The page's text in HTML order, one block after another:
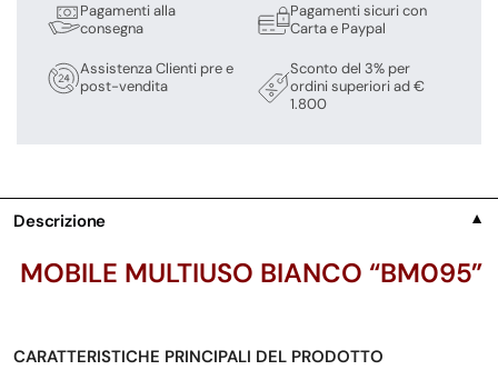
Pagamenti alla
consegna
Assistenza Clienti pre e
post-vendita
Pagamenti sicuri con
Carta e Paypal
Sconto del 3% per
ordini superiori ad €
1.800
Descrizione ▼
MOBILE MULTIUSO BIANCO “BM095”
CARATTERISTICHE PRINCIPALI DEL PRODOTTO